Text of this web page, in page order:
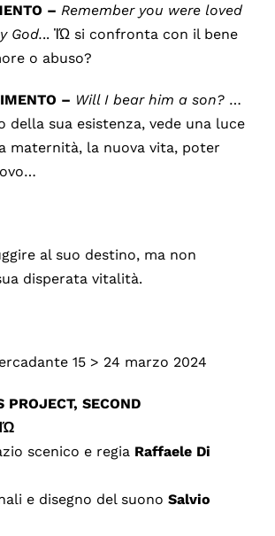
– Remember you were loved
God... ἸΏ si confronta con il bene
o abuso?
– Will I bear him a son?…
della sua esistenza, vede una luce
maternità, la nuova vita, poter
al suo destino, ma non
disperata vitalità.
15 > 24 marzo 2024
PROJECT, SECOND
Ώ
scenico e regia Raffaele Di
e disegno del suono Salvio